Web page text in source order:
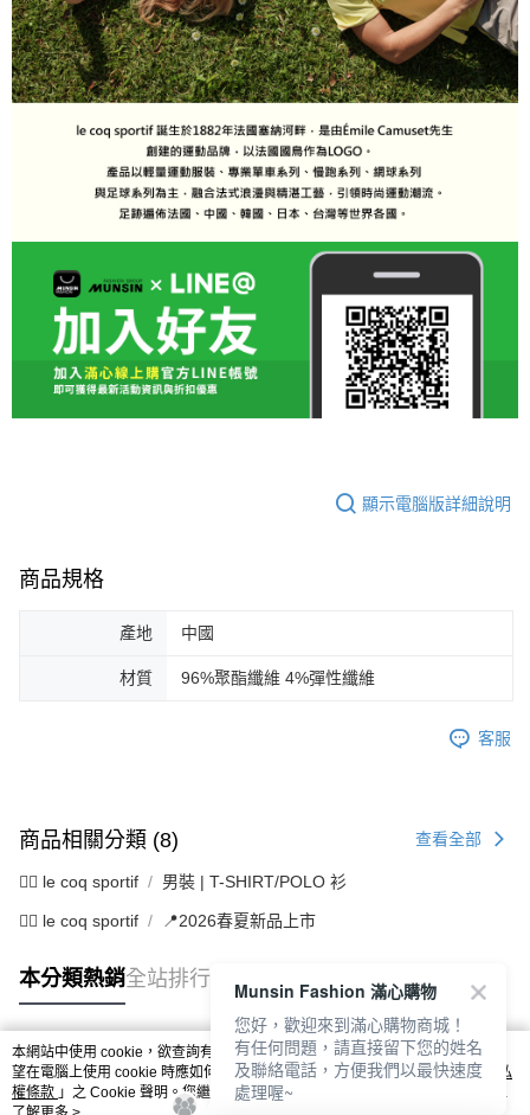
顯示電腦版詳細說明
商品規格
產地 中國
材質 96%聚酯纖維 4%彈性纖維
客服
商品相關分類 (8) 查看全部
🚴‍♂️ le coq sportif 男裝 | T-SHIRT/POLO 衫
🚴‍♂️ le coq sportif 📍2026春夏新品上市
本分類熱銷全站排行
熱門標籤
本網站中使用 cookie，欲查詢有關本網站使用 cookie 方式之詳情，及若您不希
望在電腦上使用 cookie 時應如何變更電腦的 cookie 設定，請參閱本網站「
隱私
權條款 」之 Cookie 聲明。您繼續使用本網站即表示您同意本公司得按本網站使
Munsin Fashion 滿心購物
您好，歡迎來到滿心購物商城！
有任何問題，請直接留下您的姓名
及聯絡電話，方便我們以最快速度
處理喔~